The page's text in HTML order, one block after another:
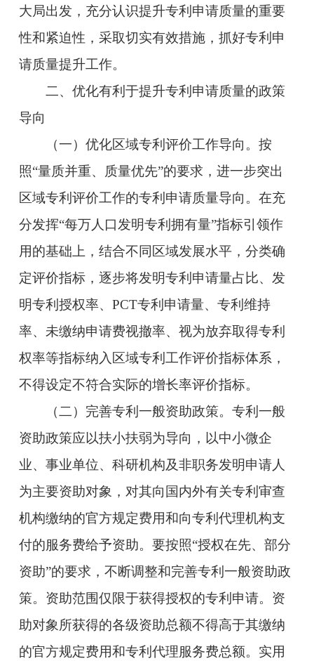
大局出发，充分认识提升专利申请质量的重要
性和紧迫性，采取切实有效措施，抓好专利申
请质量提升工作。
二、优化有利于提升专利申请质量的政策
导向
（一）优化区域专利评价工作导向。按
照“量质并重、质量优先”的要求，进一步突出
区域专利评价工作的专利申请质量导向。在充
分发挥“每万人口发明专利拥有量”指标引领作
用的基础上，结合不同区域发展水平，分类确
定评价指标，逐步将发明专利申请量占比、发
明专利授权率、PCT专利申请量、专利维持
率、未缴纳申请费视撤率、视为放弃取得专利
权率等指标纳入区域专利工作评价指标体系，
不得设定不符合实际的增长率评价指标。
（二）完善专利一般资助政策。专利一般
资助政策应以扶小扶弱为导向，以中小微企
业、事业单位、科研机构及非职务发明申请人
为主要资助对象，对其向国内外有关专利审查
机构缴纳的官方规定费用和向专利代理机构支
付的服务费给予资助。要按照“授权在先、部分
资助”的要求，不断调整和完善专利一般资助政
策。资助范围仅限于获得授权的专利申请。资
助对象所获得的各级资助总额不得高于其缴纳
的官方规定费用和专利代理服务费总额。实用